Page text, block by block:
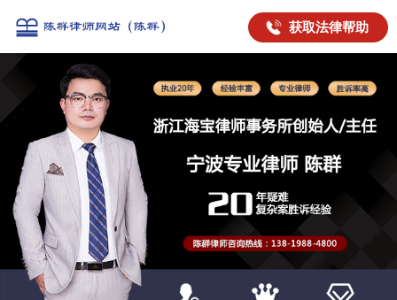
获取法律帮助